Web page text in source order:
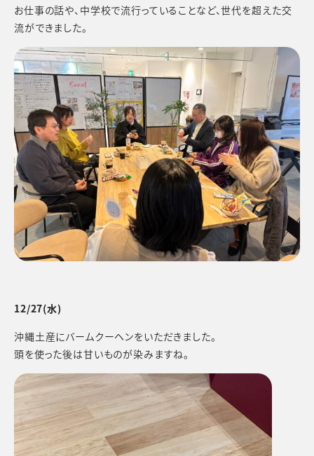
お仕事の話や、中学校で流行っていることなど、世代を超えた交
流ができました。
12/27(水)
沖縄土産にバームクーヘンをいただきました。
頭を使った後は甘いものが染みますね。